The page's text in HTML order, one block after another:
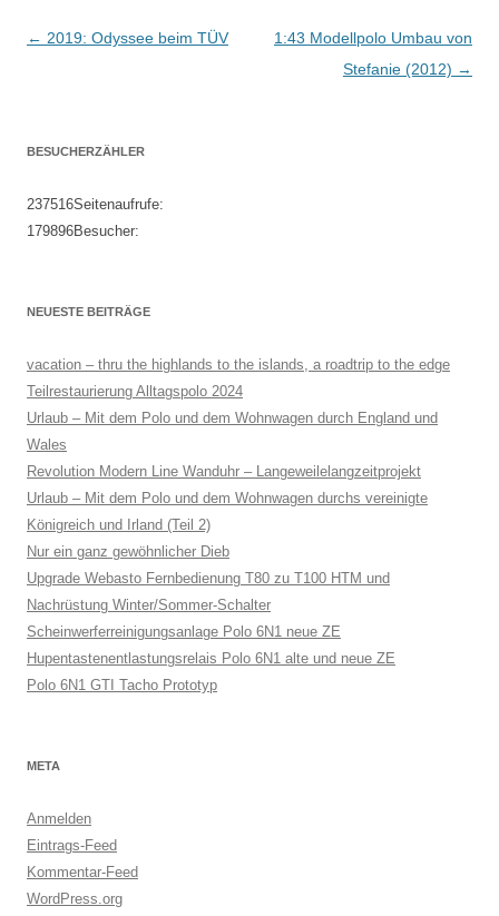
Beitragsnavigation
← 2019: Odyssee beim TÜV
1:43 Modellpolo Umbau von
Stefanie (2012) →
BESUCHERZÄHLER
237516Seitenaufrufe:
179896Besucher:
NEUESTE BEITRÄGE
vacation – thru the highlands to the islands, a roadtrip to the edge
Teilrestaurierung Alltagspolo 2024
Urlaub – Mit dem Polo und dem Wohnwagen durch England und
Wales
Revolution Modern Line Wanduhr – Langeweilelangzeitprojekt
Urlaub – Mit dem Polo und dem Wohnwagen durchs vereinigte
Königreich und Irland (Teil 2)
Nur ein ganz gewöhnlicher Dieb
Upgrade Webasto Fernbedienung T80 zu T100 HTM und
Nachrüstung Winter/Sommer-Schalter
Scheinwerferreinigungsanlage Polo 6N1 neue ZE
Hupentastenentlastungsrelais Polo 6N1 alte und neue ZE
Polo 6N1 GTI Tacho Prototyp
META
Anmelden
Eintrags-Feed
Kommentar-Feed
WordPress.org